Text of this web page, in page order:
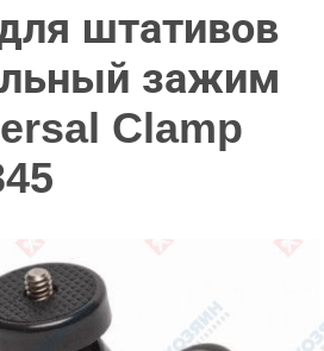
штативов
зажим
Clamp